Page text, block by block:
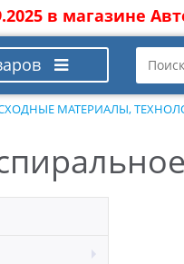
в магазине
МАТЕРИАЛЫ,